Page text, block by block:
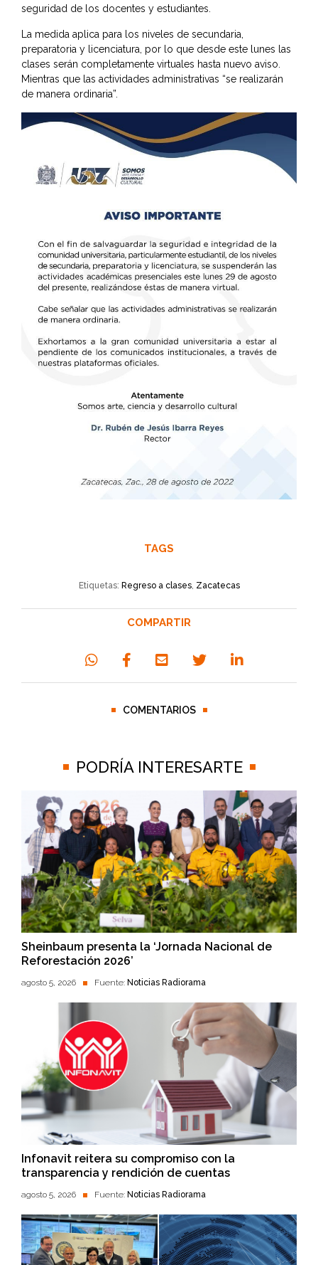
seguridad de los docentes y estudiantes.
La medida aplica para los niveles de secundaria,
preparatoria y licenciatura, por lo que desde este lunes las
clases serán completamente virtuales hasta nuevo aviso.
Mientras que las actividades administrativas “se realizarán
de manera ordinaria”.
TAGS
Etiquetas: Regreso a clases, Zacatecas
COMPARTIR
COMENTARIOS
PODRÍA INTERESARTE
Sheinbaum presenta la ‘Jornada Nacional de
Reforestación 2026’
agosto 5, 2026 Fuente: Noticias Radiorama
Infonavit reitera su compromiso con la
transparencia y rendición de cuentas
agosto 5, 2026 Fuente: Noticias Radiorama